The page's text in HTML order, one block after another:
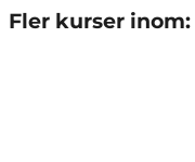
Fler kurser inom: